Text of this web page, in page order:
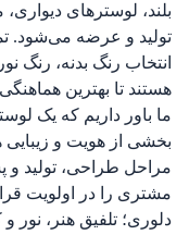
بلند، لوسترهای
تولید و عرضه می‌شود.
انتخاب رنگ بدنه، رنگ
هستند تا بهترین
ما باور داریم که یک
بخشی از هویت و
مراحل طراحی، تولید و
مشتری را در اولویت
دلوری؛ تلفیق هنر، نور